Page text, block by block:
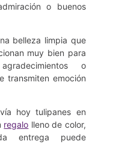
o buenos
belleza limpia que
muy bien para
o
transmiten emoción
hoy tulipanes en
regalo lleno de color,
entrega puede